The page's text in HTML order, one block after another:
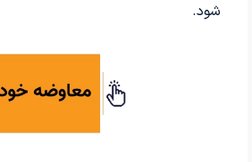
شود.